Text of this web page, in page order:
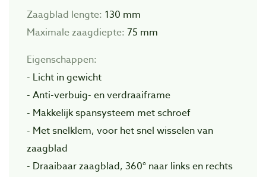
Zaagblad lengte: 130 mm
Maximale zaagdiepte: 75 mm
Eigenschappen:
- Licht in gewicht
- Anti-verbuig- en verdraaiframe
- Makkelijk spansysteem met schroef
- Met snelklem, voor het snel wisselen van
zaagblad
- Draaibaar zaagblad, 360° naar links en rechts